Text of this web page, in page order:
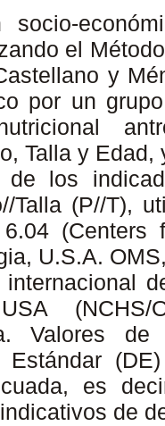
socio-
el
y
por un
Talla y
los
Talla (P//T),
(Centers
U.S.A.
internacional
(NCHS/
Valores
Estándar
es
de